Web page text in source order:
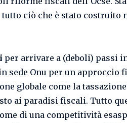
tutto ciò che è stato costruito
per arrivare a (deboli) passi
sede Onu per un approccio
globale come la
ai paradisi fiscali. Tutto
di una competitività